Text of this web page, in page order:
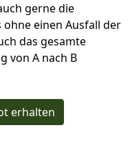
gerne die
ohne einen Ausfall der
das gesamte
von A nach B
erhalten